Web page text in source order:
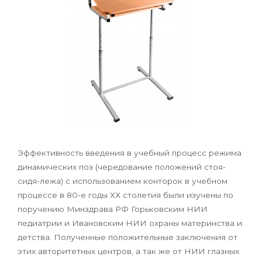
Эффективность введения в учебный процесс режима
динамических поз (чередование положений стоя-
сидя-лежа) с использованием конторок в учебном
процессе в 80-е годы ХХ столетия были изучены по
поручению Минздрава РФ Горьковским НИИ
педиатрии и Ивановским НИИ охраны материнства и
детства. Полученные положительные заключения от
этих авторитетных центров, а так же от НИИ глазных